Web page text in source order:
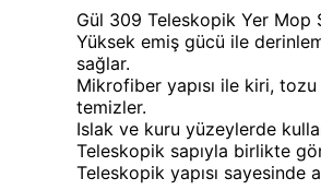
Gül 309 Teleskopik Yer Mop
Yüksek emiş gücü ile
sağlar.
Mikrofiber yapısı ile kiri, tozu
temizler.
Islak ve kuru yüzeylerde
Teleskopik sapıyla birlikte
Teleskopik yapısı sayesinde